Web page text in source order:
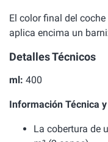
El color final del
aplica encima un
Detalles Técnicos
ml: 400
Información Técnica
La cobertura de